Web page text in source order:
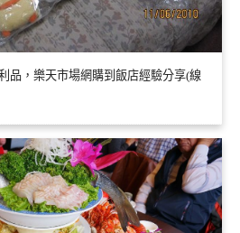
品，樂天市場網購到飯店經驗分享(線